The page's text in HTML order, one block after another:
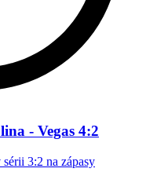
- Vegas 4:2
3:2 na zápasy